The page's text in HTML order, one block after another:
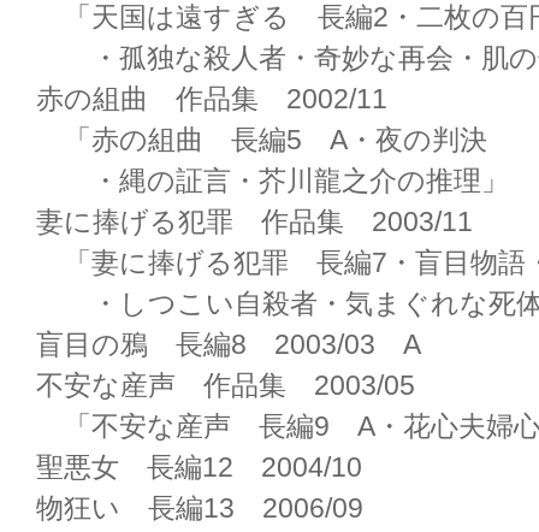
「天国は遠すぎる 長編2・二枚の百
・孤独な殺人者・奇妙な再会・肌の
赤の組曲 作品集 2002/11
「赤の組曲 長編5 A・夜の判決
・縄の証言・芥川龍之介の推理」
妻に捧げる犯罪 作品集 2003/11
「妻に捧げる犯罪 長編7・盲目物語
・しつこい自殺者・気まぐれな死体
盲目の鴉 長編8 2003/03 A
不安な産声 作品集 2003/05
「不安な産声 長編9 A・花心夫婦
聖悪女 長編12 2004/10
物狂い 長編13 2006/09